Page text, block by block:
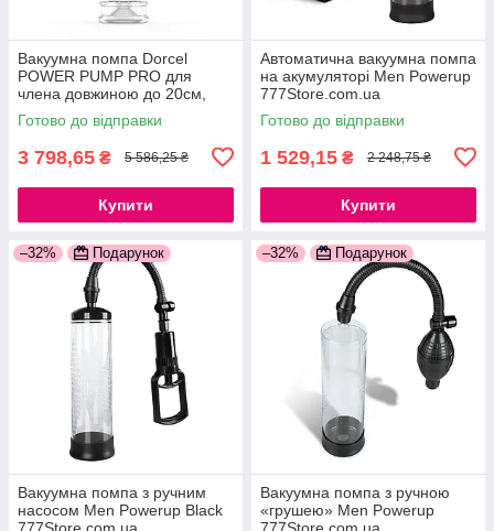
Вакуумна помпа Dorcel
POWER PUMP PRO для
члена довжиною до 20см,
діаметр до 5 см
777Store.com.ua
Готово до відправки
3 798,65 ₴ 5 586,25 ₴
Купити
Автоматична вакуумна помпа
на акумуляторі Men Powerup
777Store.com.ua
Готово до відправки
1 529,15 ₴ 2 248,75 ₴
Купити
–32% Подарунок
Вакуумна помпа з ручним
насосом Men Powerup Black
–32% Подарунок
Вакуумна помпа з ручною
«грушею» Men Powerup